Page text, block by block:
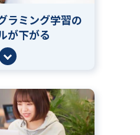
ラミング学習の
が下がる